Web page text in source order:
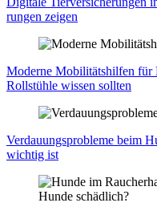
run­gen zei­gen
Moder­ne Mobi­li­täts­hil­fen für
Roll­stüh­le wis­sen soll­ten
Ver­dau­ungs­pro­ble­me beim
wich­tig ist